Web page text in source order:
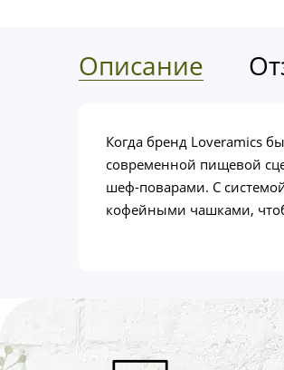
Описание
Когда бренд Loveramics
современной пищевой
шеф-поварами. С
кофейными чашками,